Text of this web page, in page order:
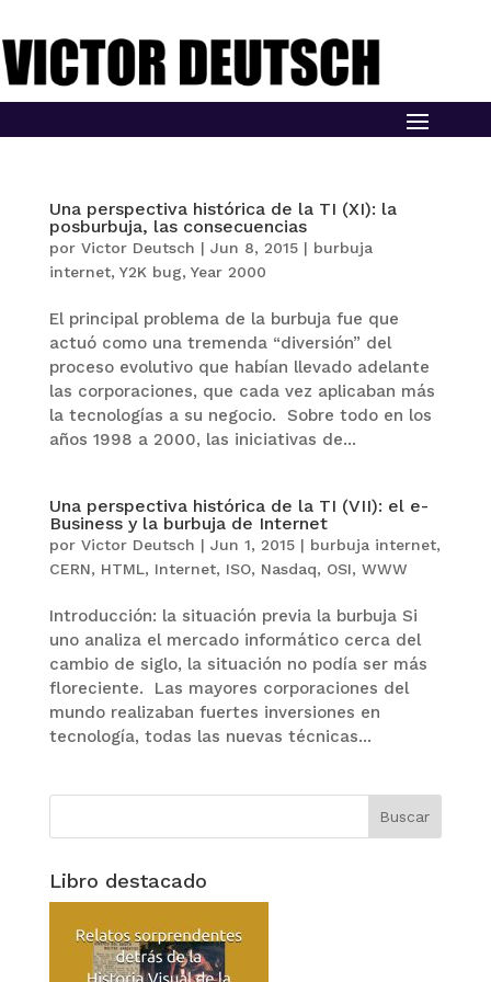
Una perspectiva histórica de la TI (XI): la
posburbuja, las consecuencias
por Victor Deutsch | Jun 8, 2015| burbuja
internet, Y2K bug, Year 2000
El principal problema de la burbuja fue que
actuó como una tremenda “diversión” del
proceso evolutivo que habían llevado adelante
las corporaciones, que cada vez aplicaban más
la tecnologías a su negocio. Sobre todo en los
años 1998 a 2000, las iniciativas de...
Una perspectiva histórica de la TI (VII): el e-
Business y la burbuja de Internet
por Victor Deutsch | Jun 1, 2015| burbuja internet,
CERN, HTML, Internet, ISO, Nasdaq, OSI, WWW
Introducción: la situación previa la burbuja Si
uno analiza el mercado informático cerca del
cambio de siglo, la situación no podía ser más
floreciente. Las mayores corporaciones del
mundo realizaban fuertes inversiones en
tecnología, todas las nuevas técnicas...
Libro destacado